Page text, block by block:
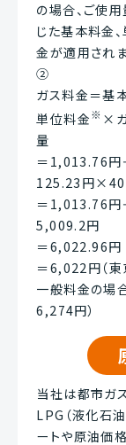
の場合、ご使
じた基本料金
金が適用されま
②
ガス料金＝基
単位料金※ ×
量
＝1,013.76円
125.23円×40
＝1,013.76円
5,009.2円
＝6,022.96円
＝6,022円（東
一般料金の場合
6,274円）
当社は都市ガ
LPG（液化石
ートや原油価